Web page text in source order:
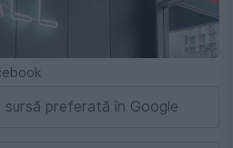
sursă preferată în Google